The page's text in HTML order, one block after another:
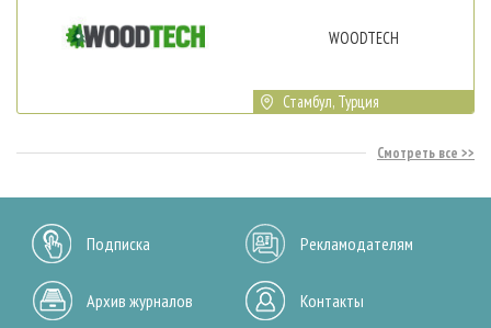
WOODTECH
Стамбул, Турция
Смотреть все
Подписка Рекламодателям
Архив журналов Контакты